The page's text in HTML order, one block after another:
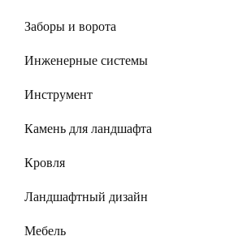
Заборы и ворота
Инженерные системы
Инструмент
Камень для ландшафта
Кровля
Ландшафтный дизайн
Мебель